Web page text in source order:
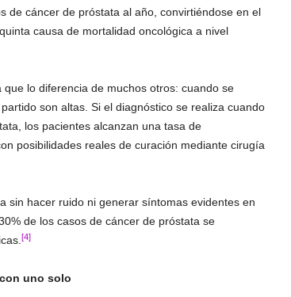
de cáncer de próstata al año, convirtiéndose en el
causa de mortalidad oncológica a nivel
lo diferencia de muchos otros: cuando se
son altas. Si el diagnóstico se realiza cuando
los pacientes alcanzan una tasa de
posibilidades reales de curación mediante cirugía
sin hacer ruido ni generar síntomas evidentes en
de los casos de cáncer de próstata se
[4]
uno solo